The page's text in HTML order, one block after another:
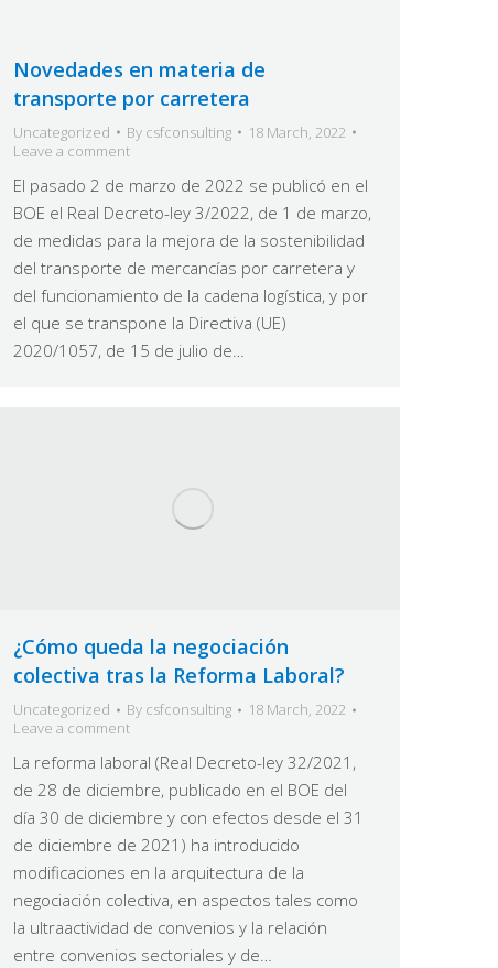
Novedades en materia de
transporte por carretera
Uncategorized By csfconsulting
18 March, 2022
Leave a comment
El pasado 2 de marzo de 2022 se publicó en el
BOE el Real Decreto-ley 3/2022, de 1 de marzo,
de medidas para la mejora de la sostenibilidad
del transporte de mercancías por carretera y
del funcionamiento de la cadena logística, y por
el que se transpone la Directiva (UE)
2020/1057, de 15 de julio de…
¿Cómo queda la negociación
colectiva tras la Reforma Laboral?
Uncategorized By csfconsulting
18 March, 2022
Leave a comment
La reforma laboral (Real Decreto-ley 32/2021,
de 28 de diciembre, publicado en el BOE del
día 30 de diciembre y con efectos desde el 31
de diciembre de 2021) ha introducido
modificaciones en la arquitectura de la
negociación colectiva, en aspectos tales como
la ultraactividad de convenios y la relación
entre convenios sectoriales y de…